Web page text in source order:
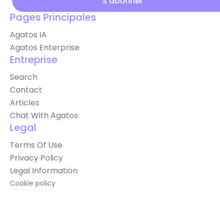
Pages Principales
Agatos IA
Agatos Enterprise
Entreprise
Search
Contact
Articles
Chat With Agatos
Legal
Terms Of Use
Privacy Policy
Legal Information
Cookie policy